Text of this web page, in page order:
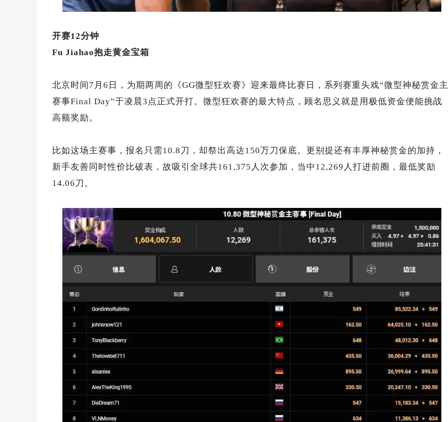
开赛12分钟
Fu Jiahao抱走黄金宝箱
北京时间7月6日，为期两周的《GG微型狂欢赛》迎来最终比赛日，系列赛重头戏“微型神秘赏金主
赛事Final Day”于凌晨3点正式开打。微型狂欢赛的最大特点，顾名思义就是用极低资金便能挑战
高额奖励。
比如这场主赛事，报名只需10.8刀，却祭出高达150万刀保底。更别提还有丰厚神秘赏金的加持，
新手友善同时性价比破表，故吸引全球共161,375人次参加，当中12,269人打进前圈，最低奖励
14.06刀。